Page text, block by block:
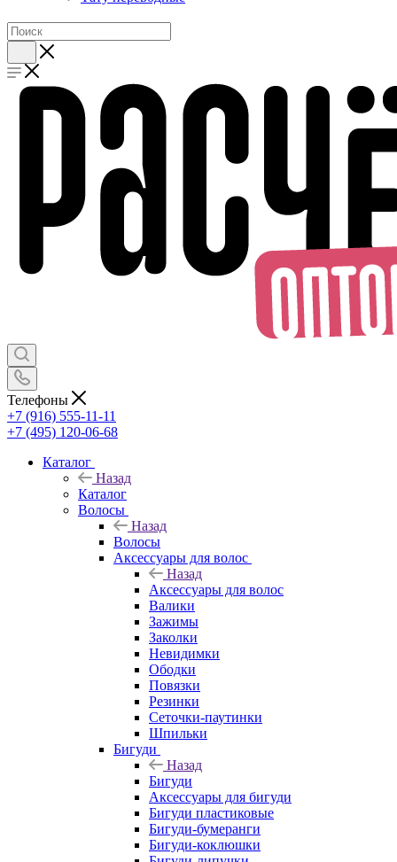
Телефоны
+7 (916) 555-11-11
+7 (495) 120-06-68
Каталог
Назад
Каталог
Волосы
Назад
Волосы
Аксессуары для волос
Назад
Аксессуары для волос
Валики
Зажимы
Заколки
Невидимки
Ободки
Повязки
Резинки
Сеточки-паутинки
Шпильки
Бигуди
Назад
Бигуди
Аксессуары для бигуди
Бигуди пластиковые
Бигуди-бумеранги
Бигуди-коклюшки